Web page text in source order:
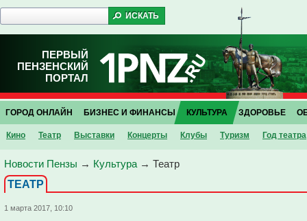
ПЕРВЫЙ
ПЕНЗЕНСКИЙ
ПОРТАЛ
ГОРОД ОНЛАЙН БИЗНЕС И ФИНАНСЫ КУЛЬТУРА
Кино Театр Выставки Концерты Клубы Туризм Год театра
ЗДОРОВЬЕ
Новости Пензы → Культура → Театр
ТЕАТР
1 марта 2017, 10:10